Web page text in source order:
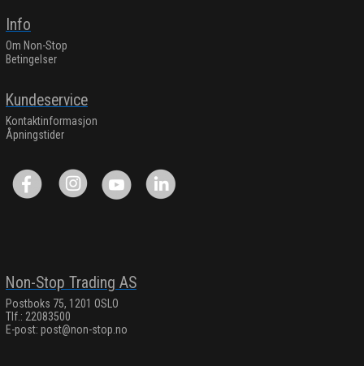
Info
Om Non-Stop
Betingelser
Kundeservice
Kontaktinformasjon
Åpningstider
Non-Stop Trading AS
Postboks 75, 1201 OSLO
Tlf.: 22083500
E-post: post@non-stop.no